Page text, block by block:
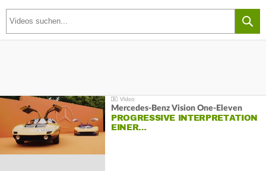
Mercedes-Benz Vision One-Eleven
PROGRESSIVE INTERPRETATION
EINER…